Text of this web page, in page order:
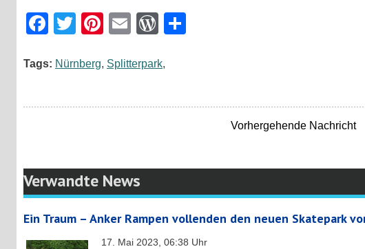
Facebook
TwitterPinterest
EmailWordPress
Tags: Nürnberg, Splitterpark,
Vorhergehende Nachricht
Verwandte News
Ein Traum – Anker Rampen vollenden den neuen Skatepark
17. Mai 2023, 06:38 Uhr